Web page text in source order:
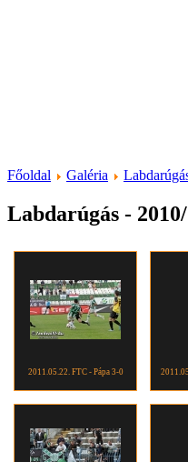
Főoldal Galéria
Labdarúgás - 2010/
2011.05.22. FTC - Pápa 3-0